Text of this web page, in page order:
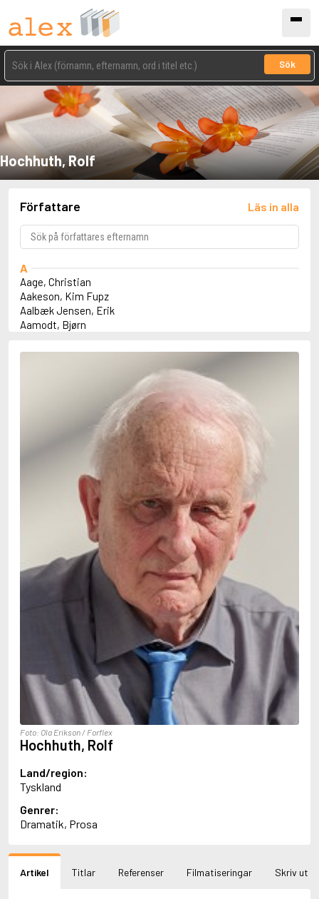
Sök
Hochhuth, Rolf
Författare Läs in alla
A
Aage, Christian
Aakeson, Kim Fupz
Aalbæk Jensen, Erik
Aamodt, Bjørn
Abbey, Kieran
Abdel-Fattah, Randa
Abgarjan, Narine
Abish, Walter
Aboulela, Leila
Abrahams, Peter (f. 1919)
Abrahams, Peter (f. 1947)
Abrahamson, Emmy
Abse, Dannie
Abu-Jaber, Diana
Aciman, André
Ackebo, Lena
Acker, Kathy
Ackroyd, Peter
Adam de la Halle
Adamov, Arthur
Adams, Douglas
Adams, Herbert
Adams, Jane
Adams, Richard
Adbåge, Emma
Adbåge, Lisen
Adelborg, Ottilia
Adiga, Aravind
Adler-Olsen, Jussi
Foto: Ola Erikson / Forflex
Hochhuth, Rolf
Land/region:
Tyskland
Genrer:
Dramatik, Prosa
Artikel Titlar Referenser Filmatiseringar Skriv ut